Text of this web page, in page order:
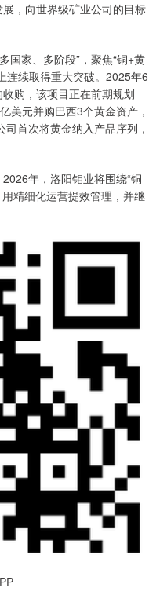
，向世界级矿业公司的目标
家、多阶段”，聚焦“铜+黄
连续取得重大突破。2025年6
购，该项目正在前期规划
美元并购巴西3个黄金资产，
首次将黄金纳入产品序列，
年，洛阳钼业将围绕“铜
精细化运营提效管理，并继